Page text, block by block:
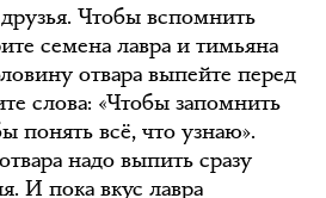
Чтобы вспомнить
семена лавра и тимьяна
отвара выпейте перед
слова: «Чтобы запомнить
понять всё, что узнаю».
надо выпить сразу
И пока вкус лавра